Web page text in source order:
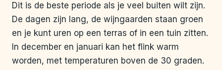
Dit is de beste periode als je veel buiten wilt zijn.
De dagen zijn lang, de wijngaarden staan groen
en je kunt uren op een terras of in een tuin zitten.
In december en januari kan het flink warm
worden, met temperaturen boven de 30 graden.